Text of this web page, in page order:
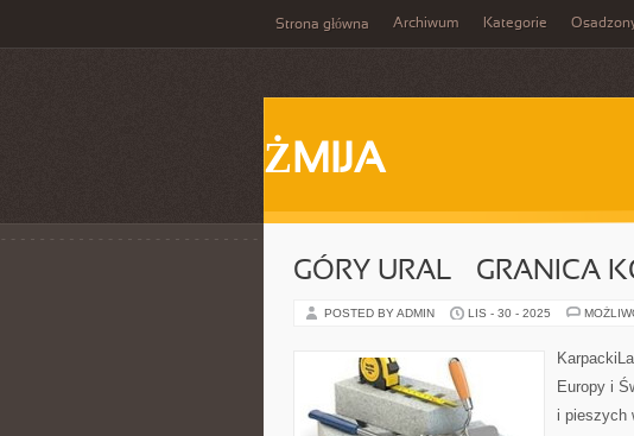
Strona główna Archiwum Kategorie
ŻMIJA
GÓRY URAL – GRANICA
POSTED BY ADMIN LIS - 30 - 2025
Europy i
i pieszych